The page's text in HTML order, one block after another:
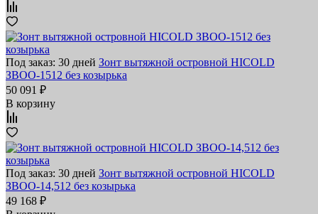
Под заказ: 30 дней Зонт вытяжной островной HICOLD
ЗВОО-1512 без козырька
50 091 ₽
В корзину
Под заказ: 30 дней Зонт вытяжной островной HICOLD
ЗВОО-14,512 без козырька
49 168 ₽